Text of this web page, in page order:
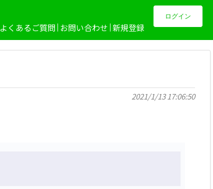
よくあるご質問 お問い合わせ 新規登録
ログイン
2021/1/13 17:06:50